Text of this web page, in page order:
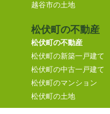
越谷市の土地
松伏町の不動産
松伏町の不動産
松伏町の新築一戸建て
松伏町の中古一戸建て
松伏町のマンション
松伏町の土地